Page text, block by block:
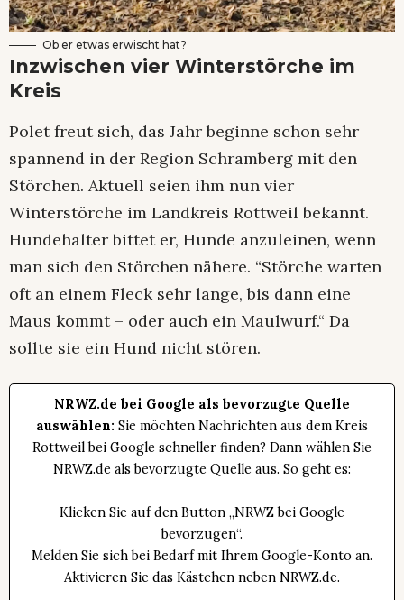
Ob er etwas erwischt hat?
Inzwischen vier Winterstörche im
Kreis
Polet freut sich, das Jahr beginne schon sehr
spannend in der Region Schramberg mit den
Störchen. Aktuell seien ihm nun vier
Winterstörche im Landkreis Rottweil bekannt.
Hundehalter bittet er, Hunde anzuleinen, wenn
man sich den Störchen nähere. “Störche warten
oft an einem Fleck sehr lange, bis dann eine
Maus kommt – oder auch ein Maulwurf.“ Da
sollte sie ein Hund nicht stören.
NRWZ.de bei Google als bevorzugte Quelle
auswählen: Sie möchten Nachrichten aus dem Kreis
Rottweil bei Google schneller finden? Dann wählen Sie
NRWZ.de als bevorzugte Quelle aus. So geht es:
Klicken Sie auf den Button „NRWZ bei Google
bevorzugen“.
Melden Sie sich bei Bedarf mit Ihrem Google-Konto an.
Aktivieren Sie das Kästchen neben NRWZ.de.